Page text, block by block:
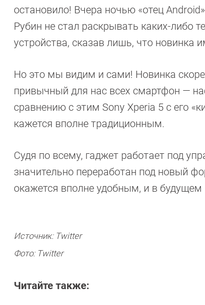
остановило! Вчера ночью «отец
Рубин не стал раскрывать каких-либо
устройства, сказав лишь, что новинка
Но это мы видим и сами! Новинка
привычный для нас всех смартфон —
сравнению с этим Sony Xperia 5 с его
кажется вполне традиционным.
Судя по всему, гаджет работает под
значительно переработан под новый
окажется вполне удобным, и в
Источник: Twitter
Фото: Twitter
Читайте также: